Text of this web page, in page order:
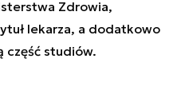
Zdrowia,
lekarza, a dodatkowo
część studiów.